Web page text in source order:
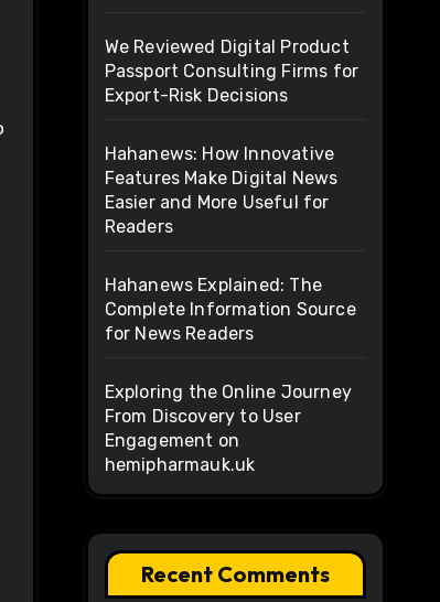
We Reviewed Digital Product
Passport Consulting Firms for
Export-Risk Decisions
Hahanews: How Innovative
Features Make Digital News
Easier and More Useful for
Readers
Hahanews Explained: The
Complete Information Source
for News Readers
Exploring the Online Journey
From Discovery to User
Engagement on
hemipharmauk.uk
Recent Comments